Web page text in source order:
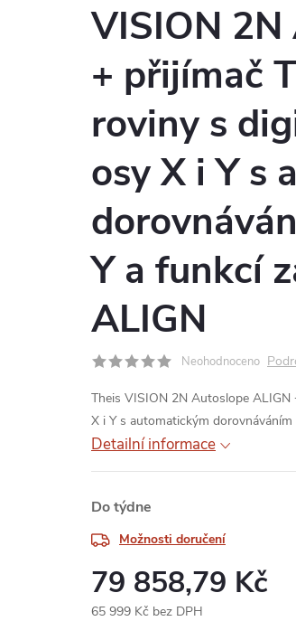
VISION
+ přijímač
roviny s
osy X i Y s
Y a funkcí
ALIGN
Neohodnoceno
Theis VISION 2N Autoslope
X i Y s automatickým
Detailní informace
Do týdne
Možnosti doručení
79 858,79 Kč
65 999 Kč bez DPH